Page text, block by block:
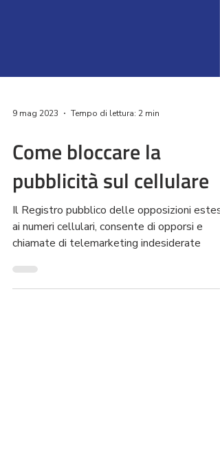
9 mag 2023 Tempo di lettura: 2 min
Come bloccare la
pubblicità sul cellulare
Il Registro pubblico delle opposizioni esteso
ai numeri cellulari, consente di opporsi e